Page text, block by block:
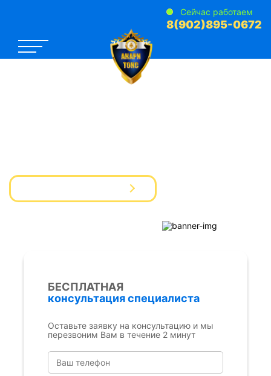
Сейчас работаем
8(902)895-0672
БЕСПЛАТНАЯ
консультация специалиста
Оставьте заявку на консультацию и мы
перезвоним Вам в течение 2 минут